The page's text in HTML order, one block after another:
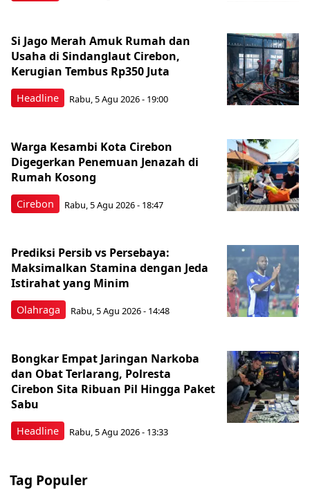
Headline
Si Jago Merah Amuk Rumah dan
Usaha di Sindanglaut Cirebon,
Kerugian Tembus Rp350 Juta
Rabu, 5 Agu 2026 - 19:00
Cirebon
Warga Kesambi Kota Cirebon
Digegerkan Penemuan Jenazah di
Rumah Kosong
Rabu, 5 Agu 2026 - 18:47
Olahraga
Prediksi Persib vs Persebaya:
Maksimalkan Stamina dengan Jeda
Istirahat yang Minim
Rabu, 5 Agu 2026 - 14:48
Headline
Bongkar Empat Jaringan Narkoba
dan Obat Terlarang, Polresta
Cirebon Sita Ribuan Pil Hingga Paket
Sabu
Rabu, 5 Agu 2026 - 13:33
Tag Populer